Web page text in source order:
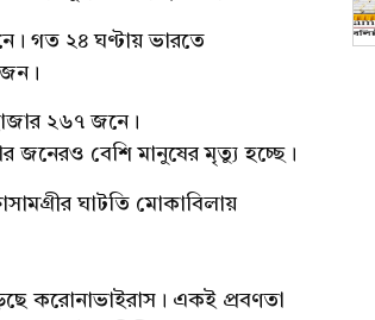
গত ২৪ ঘণ্টায় ভারতে
২৬৭ জনে।
জনেরও বেশি মানুষের মৃত্যু হচ্ছে।
ঘাটতি মোকাবিলায়
করোনাভাইরাস। একই প্রবণতা